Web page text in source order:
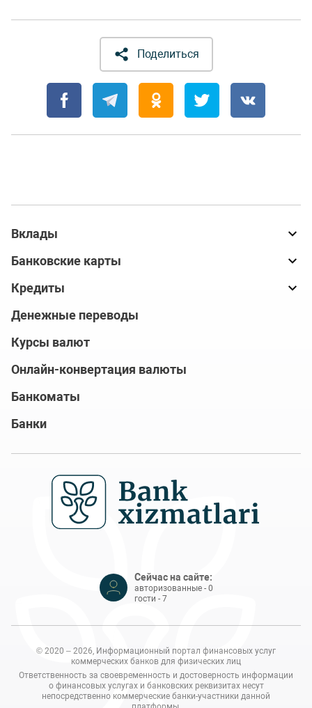
Поделиться
Вклады
Банковские карты
Кредиты
Денежные переводы
Курсы валют
Онлайн-конвертация валюты
Банкоматы
Банки
Сейчас на сайте:
авторизованные - 0
гости - 7